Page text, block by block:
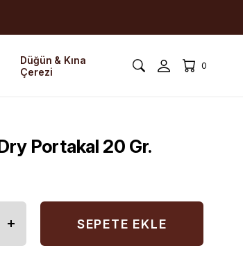
Düğün & Kına
Çerezi
0
Portakal 20 Gr.